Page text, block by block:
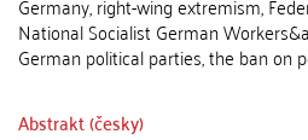
National Socialist German
German political parties, the ban on
Abstrakt (česky)